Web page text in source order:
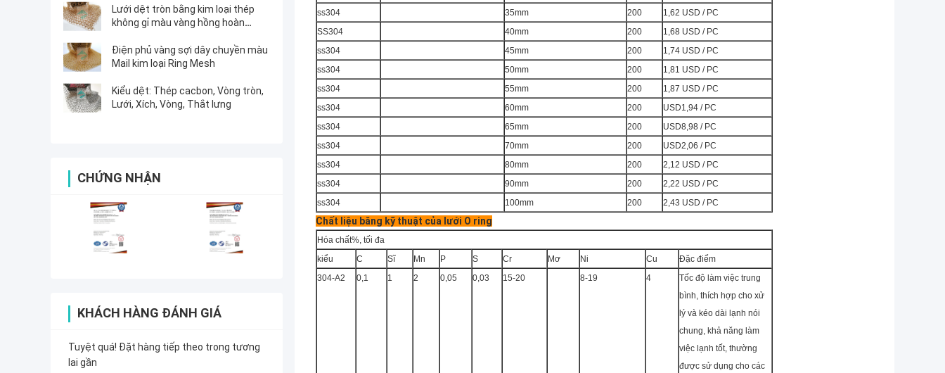
Lưới dệt tròn bằng kim loại thép
không gỉ màu vàng hồng hoàn
Điện phủ vàng sợi dây chuyền màu
Mail kim loại Ring Mesh
Kiểu dệt: Thép cacbon, Vòng tròn,
Lưới, Xích, Vòng, Thắt lưng
CHỨNG NHẬN
KHÁCH HÀNG ĐÁNH GIÁ
Tuyệt quá! Đặt hàng tiếp theo trong tương
lai gần
ss304
35mm 200
1,62 USD / PC
SS304
40mm 200
1,68 USD / PC
ss304
45mm 200
1,74 USD / PC
ss304
50mm 200
1,81 USD / PC
ss304
55mm 200
1,87 USD / PC
ss304
60mm 200
USD1,94 / PC
ss304
65mm 200
USD8,98 / PC
ss304
70mm 200
USD2,06 / PC
ss304
80mm 200
2,12 USD / PC
ss304
90mm 200
2,22 USD / PC
ss304
100mm 200 2,43 USD / PC
Chất liệu băng kỹ thuật của lưới O ring
Hóa chất%, tối đa
kiểu
C Sĩ Mn P S Cr Mơ Ni Cu
Đặc điểm
304-A2
0,1 1 2 0,05 0,03 15-20 8-19 4
Tốc độ làm việc trung
bình, thích hợp cho xử
lý và kéo dài lạnh nói
chung, khả năng làm
việc lạnh tốt, thường
được sử dụng cho các